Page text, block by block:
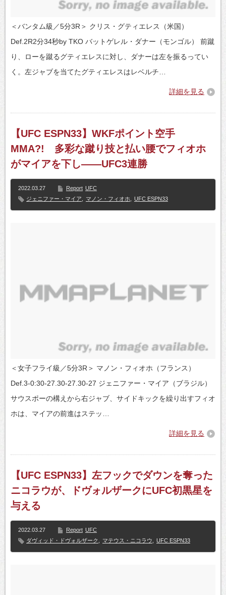
＜バンタム級／5分3R＞ クリス・グティエレス（米国）
Def.2R2分34秒by TKO バットゲレル・ダナー（モンゴル） 前蹴
り、ローを蹴るグティエレスに対し、ダナーは左を振るってい
く。左ジャブを当てたグティエレスはレベルチ…
詳細を見る
【UFC ESPN33】WKFポイント空手
MMA?! 多彩な蹴り技と払い腰でフィオホ
がマイアを下し――UFC3連勝
2022.03.27 Report UFC
ジェニファー・マイア
マノン・フィオホ UFC ESPN33
＜女子フライ級／5分3R＞ マノン・フィオホ（フランス）
Def.3-0:30-27.30-27.30-27 ジェニファー・マイア（ブラジル）
サウスポーの構えから右ジャブ、サイドキックを繰り出すフィオ
ホは、マイアの前進はステッ…
詳細を見る
【UFC ESPN33】左フックでダウンを奪った
ニコラウが、ドヴォルザークにUFC初黒星を
与える
2022.03.27 Report UFC
ダヴィッド・ドヴォルザーク , マテウス・ニコラウ, UFC ESPN33